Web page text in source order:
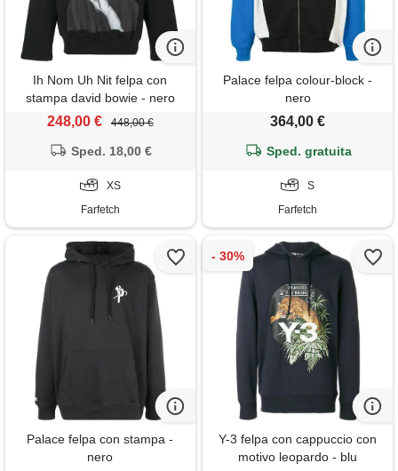
Ih Nom Uh Nit felpa con
stampa david bowie - nero
248,00 € 448,00 €
Sped. 18,00 €
XS
Farfetch
Palace felpa colour-block -
nero
364,00 €
Sped. gratuita
S
Farfetch
Palace felpa con stampa -
nero
Y-3 felpa con cappuccio con
motivo leopardo - blu